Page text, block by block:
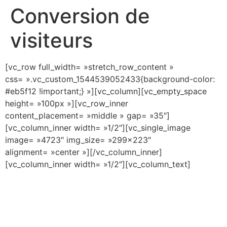
Conversion de
visiteurs
[vc_row full_width= »stretch_row_content »
css= ».vc_custom_1544539052433{background-color:
#eb5f12 !important;} »][vc_column][vc_empty_space
height= »100px »][vc_row_inner
content_placement= »middle » gap= »35″]
[vc_column_inner width= »1/2″][vc_single_image
image= »4723″ img_size= »299×223″
alignment= »center »][/vc_column_inner]
[vc_column_inner width= »1/2″][vc_column_text]